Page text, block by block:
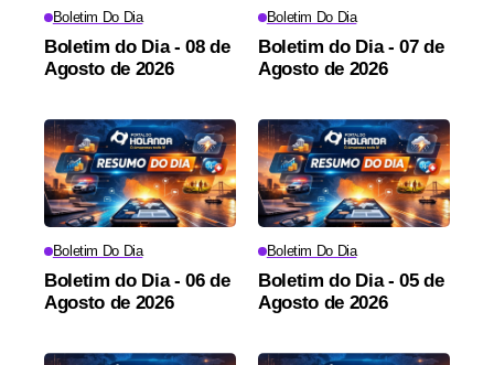
Boletim Do Dia
Boletim do Dia - 08 de
Agosto de 2026
Boletim Do Dia
Boletim do Dia - 07 de
Agosto de 2026
Boletim Do Dia
Boletim do Dia - 06 de
Agosto de 2026
Boletim Do Dia
Boletim do Dia - 05 de
Agosto de 2026